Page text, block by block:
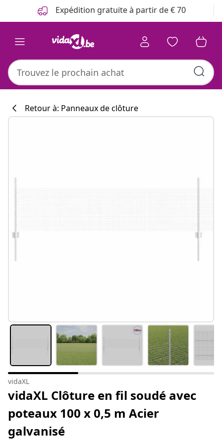
Expédition gratuite à partir de € 70
Retour à: Panneaux de clôture
vidaXL
vidaXL Clôture en fil soudé avec
poteaux 100 x 0,5 m Acier
galvanisé